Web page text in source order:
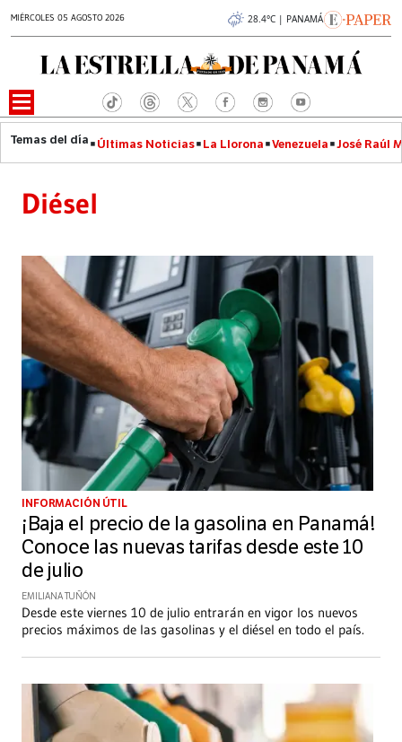
MIÉRCOLES 05 AGOSTO 2026 28.4°C | PANAMÁ
Últimas Noticias La Llorona Venezuela José Raúl
Diésel
INFORMACIÓN ÚTIL
¡Baja el precio de la gasolina en Panamá!
Conoce las nuevas tarifas desde este 10
de julio
EMILIANA TUÑÓN
Desde este viernes 10 de julio entrarán en vigor los nuevos
precios máximos de las gasolinas y el diésel en todo el país.